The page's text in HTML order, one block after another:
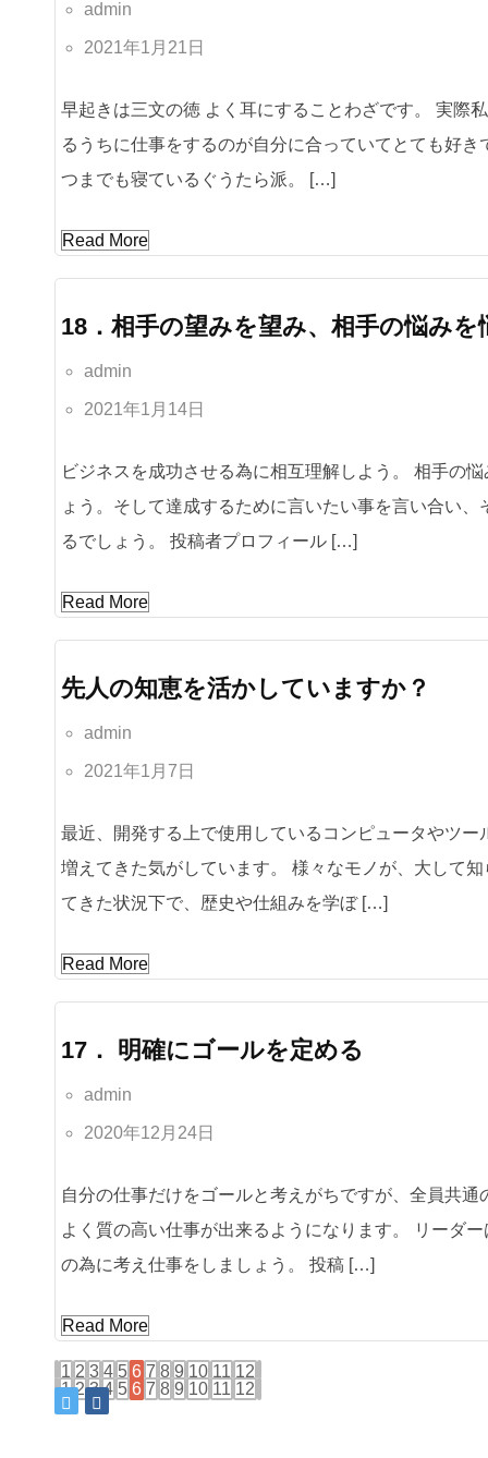
admin
2021年1月21日
早起きは三文の徳 よく耳にすることわざです。 実際
るうちに仕事をするのが自分に合っていてとても好
つまでも寝ているぐうたら派。 […]
Read More
18．相手の望みを望み、相手の悩みを
admin
2021年1月14日
ビジネスを成功させる為に相互理解しよう。 相手の
ょう。そして達成するために言いたい事を言い合い
るでしょう。 投稿者プロフィール […]
Read More
先人の知恵を活かしていますか？
admin
2021年1月7日
最近、開発する上で使用しているコンピュータやツ
増えてきた気がしています。 様々なモノが、大して
てきた状況下で、歴史や仕組みを学ぼ […]
Read More
17． 明確にゴールを定める
admin
2020年12月24日
自分の仕事だけをゴールと考えがちですが、全員共
よく質の高い仕事が出来るようになります。 リーダ
の為に考え仕事をしましょう。 投稿 […]
Read More
1 2 3 4 5 6 7 8 9 10 11 12
1 2 3 4 5 6 7 8 9 10 11 12